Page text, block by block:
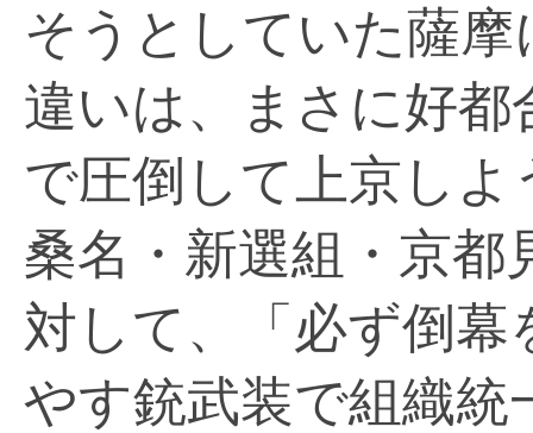
そうとしていた薩
違いは、まさに好
で圧倒して上京し
桑名・新選組・京都
対して、「必ず倒
やす銃武装で組織統